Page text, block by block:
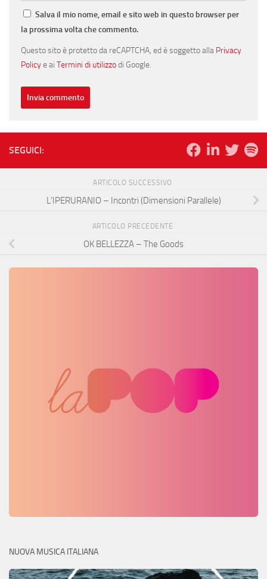
Salva il mio nome, email e sito web in questo browser per
la prossima volta che commento.
Questo sito è protetto da reCAPTCHA, ed è soggetto alla Privacy
Policye ai Termini di utilizzodi Google.
SEGUICI:
ARTICOLO SUCCESSIVO
L’IPERURANIO – Incontri (Dimensioni Parallele)
ARTICOLO PRECEDENTE
OK BELLEZZA – The Goods
NUOVA MUSICA ITALIANA